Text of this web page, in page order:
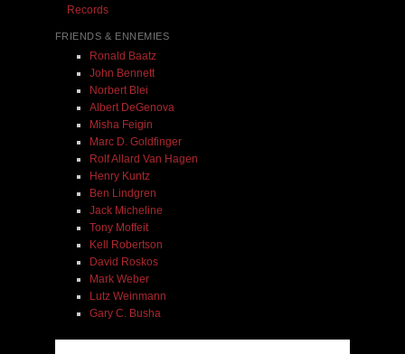
Records
FRIENDS & ENNEMIES
Ronald Baatz
John Bennett
Norbert Blei
Albert DeGenova
Misha Feigin
Marc D. Goldfinger
Rolf Allard Van Hagen
Henry Kuntz
Ben Lindgren
Jack Micheline
Tony Moffeit
Kell Robertson
David Roskos
Mark Weber
Lutz Weinmann
Gary C. Busha